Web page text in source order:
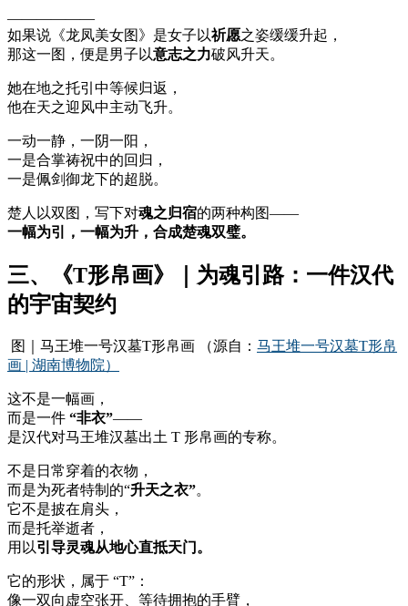
——————
如果说《龙凤美女图》是女子以祈愿之姿缓缓升起，
那这一图，便是男子以意志之力破风升天。
她在地之托引中等候归返，
他在天之迎风中主动飞升。
一动一静，一阴一阳，
一是合掌祷祝中的回归，
一是佩剑御龙下的超脱。
楚人以双图，写下对魂之归宿的两种构图——
一幅为引，一幅为升，合成楚魂双璧。
三、《T形帛画》｜为魂引路：一件汉代
的宇宙契约
图｜马王堆一号汉墓T形帛画 （源自： 马王堆一号汉墓T形帛
画 | 湖南博物院）
这不是一幅画，
而是一件 “非衣”——
是汉代对马王堆汉墓出土 T 形帛画的专称。
不是日常穿着的衣物，
而是为死者特制的“升天之衣”。
它不是披在肩头，
而是托举逝者，
用以引导灵魂从地心直抵天门。
它的形状，属于 “T”：
像一双向虚空张开、等待拥抱的手臂，